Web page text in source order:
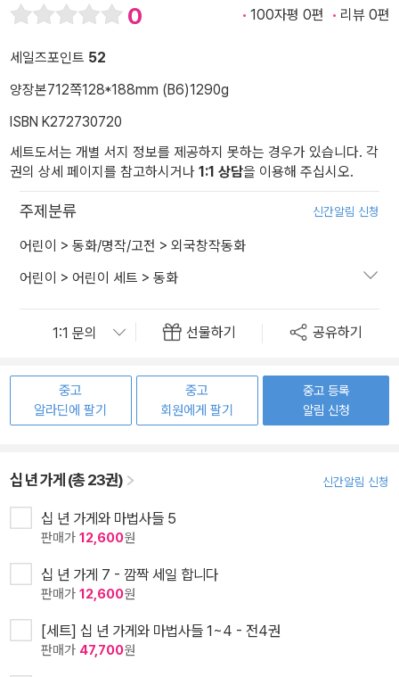
0 100자평 0편 리뷰 0편
세일즈포인트 52
양장본712쪽128*188mm (B6)1290g
ISBN K272730720
세트도서는 개별 서지 정보를 제공하지 못하는 경우가 있습니다. 각
권의 상세 페이지를 참고하시거나 1:1 상담을 이용해 주십시오.
주제분류 신간알림 신청
어린이 > 동화/명작/고전 > 외국창작동화
어린이 > 어린이 세트 > 동화
선물하기 공유하기
중고
알라딘에 팔기
중고
회원에게 팔기
중고 등록
알림 신청
십 년 가게 (총 23권) 신간알림 신청
십 년 가게와 마법사들 5
판매가 12,600원
십 년 가게 7 - 깜짝 세일 합니다
판매가 12,600원
[세트] 십 년 가게와 마법사들 1~4 - 전4권
판매가 47,700원